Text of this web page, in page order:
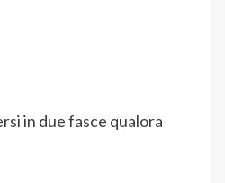
in due fasce qualora